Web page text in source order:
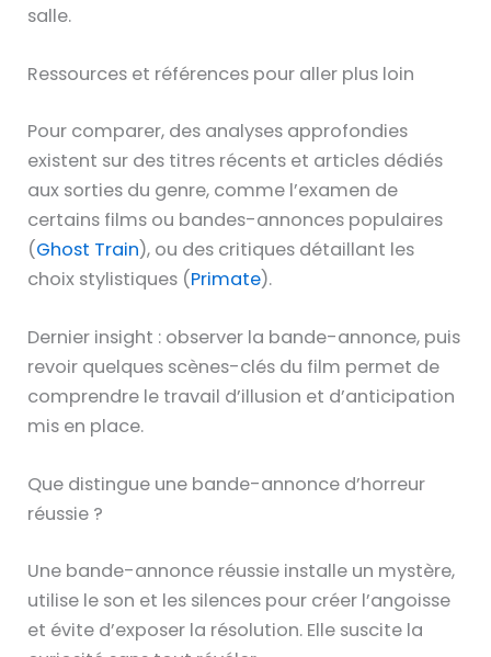
salle.
Ressources et références pour aller plus loin
Pour comparer, des analyses approfondies
existent sur des titres récents et articles dédiés
aux sorties du genre, comme l’examen de
certains films ou bandes-annonces populaires
(Ghost Train), ou des critiques détaillant les
choix stylistiques (Primate).
Dernier insight : observer la bande-annonce, puis
revoir quelques scènes-clés du film permet de
comprendre le travail d’illusion et d’anticipation
mis en place.
Que distingue une bande-annonce d’horreur
réussie ?
Une bande-annonce réussie installe un mystère,
utilise le son et les silences pour créer l’angoisse
et évite d’exposer la résolution. Elle suscite la